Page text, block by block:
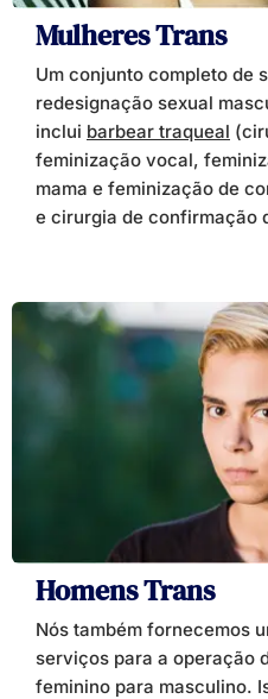
Mulheres Trans
Um conjunto completo de
redesignação sexual
inclui barbear traqueal
feminização vocal,
mama e feminização de
e cirurgia de confirmação
Homens Trans
Nós também fornecemos
serviços para a operação
feminino para masculino.